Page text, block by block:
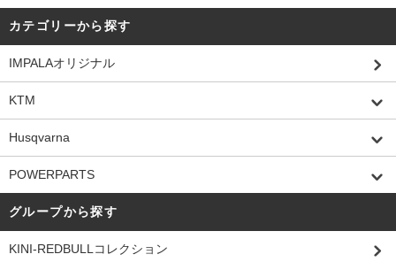
カテゴリーから探す
IMPALAオリジナル
KTM
Husqvarna
POWERPARTS
グループから探す
KINI-REDBULLコレクション